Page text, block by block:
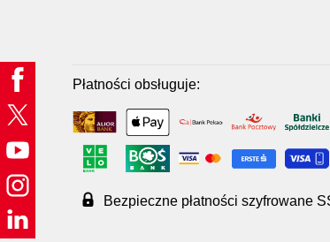
Płatności obsługuje:
Bezpieczne płatności szyfrowane